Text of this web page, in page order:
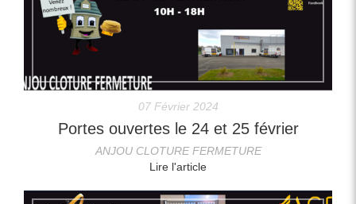
07 Février 2024
Portes ouvertes le 24 et 25 février
ANJOU CLOTURE FERMETURE
Lire l'article